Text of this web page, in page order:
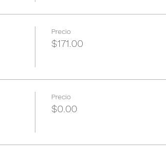
Precio
$171.00
Precio
$0.00